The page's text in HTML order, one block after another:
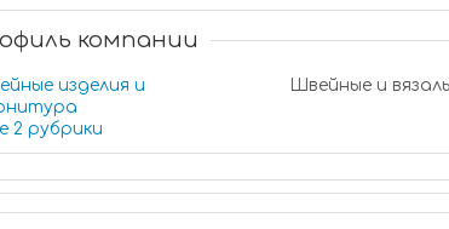
компании
изделия и
Швейные и
Еще 2 рубрики